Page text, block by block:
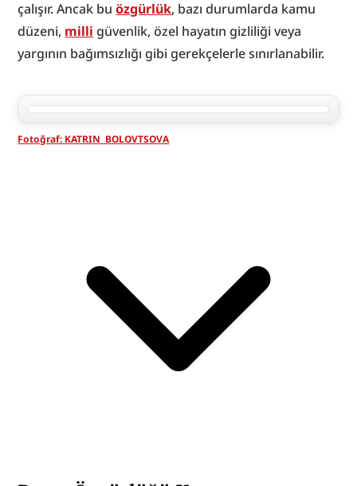
çalışır. Ancak bu özgürlük, bazı durumlarda kamu
düzeni, milli güvenlik, özel hayatın gizliliği veya
yargının bağımsızlığı gibi gerekçelerle sınırlanabilir.
Fotoğraf: KATRIN  BOLOVTSOVA